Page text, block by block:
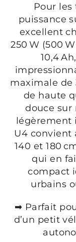
Pour
puissance
excellent
250 W (500
10,4
maximale de
de haute
douce sur
légèrement
U4 convient
140 et 180
qui en
compact
urbains
➡ Parfait
d’un petit